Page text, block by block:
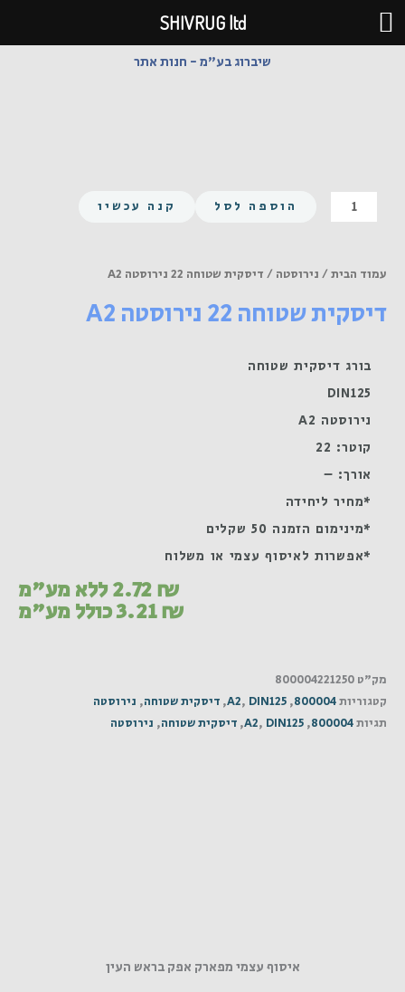
דילוג
לתוכן
שיברוג בע"מ - חנות אתר
כמות
של
נירוסטה
הוספה לסל קנה עכשיו
עמוד הבית/ נירוסטה / דיסקית שטוחה 22 נירוסטה A2
דיסקית שטוחה 22 נירוסטה A2
בורג דיסקית שטוחה
DIN125
נירוסטה A2
קוטר: 22
אורך: –
*מחיר ליחידה
*מינימום הזמנה 50 שקלים
*אפשרות לאיסוף עצמי או משלוח
2.72₪ ללא מע"מ
3.21₪ כולל מע"מ
מק"ט 800004221250
קטגוריות800004
,
A2, DIN125
, דיסקית שטוחה, נירוסטה
תגיות800004
,
A2, DIN125
, דיסקית שטוחה, נירוסטה
איסוף עצמי מפארק אפק בראש העין
SHIVRUG ltd